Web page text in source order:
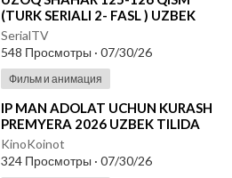
(TURK SERIALI 2- FASL ) UZBEK
TILIDA
SerialTV
548 Просмотры · 07/30/26
Фильм и анимация
⁣IP MAN ADOLAT UCHUN KURASH
PREMYERA 2026 UZBEK TILIDA
KinoKoinot
324 Просмотры · 07/30/26